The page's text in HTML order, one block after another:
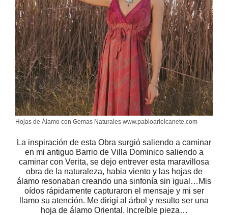
Hojas de Álamo con Gemas Naturales www.pabloarielcanete.com
La inspiración de esta Obra surgió saliendo a caminar
en mi antiguo Barrio de Villa Dominico saliendo a
caminar con Verita, se dejo entrever esta maravillosa
obra de la naturaleza, habia viento y las hojas de
álamo resonaban creando una sinfonía sin igual…Mis
oídos rápidamente capturaron el mensaje y mi ser
llamo su atención. Me dirigí al árbol y resulto ser una
hoja de álamo Oriental. Increíble pieza…